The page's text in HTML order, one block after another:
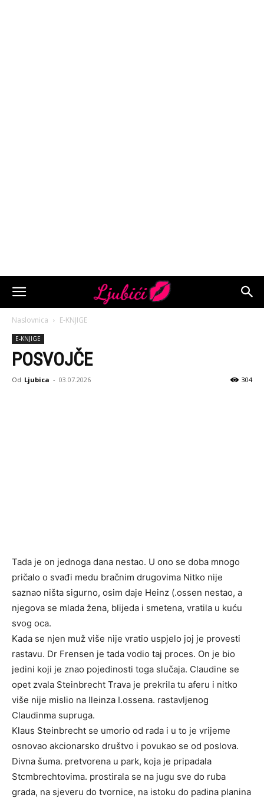
Naslovnica E-KNJIGE
E-KNJIGE
POSVOJČE
Od Ljubica - 03.07.2026 304
Tada je on jednoga dana nestao. U ono se doba mnogo
pričalo o svađi medu bračnim drugovima Nitko nije
saznao ništa sigurno, osim daje Heinz (.ossen nestao, a
njegova se mlada žena, blijeda i smetena, vratila u kuću
svog oca.
Kada se njen muž više nije vratio uspjelo joj je provesti
rastavu. Dr Frensen je tada vodio taj proces. On je bio
jedini koji je znao pojedinosti toga slučaja. Claudine se
opet zvala Steinbrecht Trava je prekrila tu aferu i nitko
više nije mislio na lleinza I.ossena. rastavljenog
Claudinma supruga.
Klaus Steinbrecht se umorio od rada i u to je vrijeme
osnovao akcionarsko društvo i povukao se od poslova.
Divna šuma. pretvorena u park, koja je pripadala
Stcmbrechtovima. prostirala se na jugu sve do ruba
grada, na sjeveru do tvornice, na istoku do padina planina